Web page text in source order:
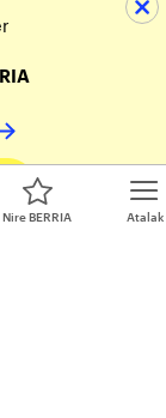
Atalak
Nire BERRIA